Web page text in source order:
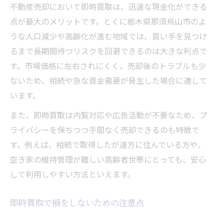
不動産売却において即時買取は、迅速な現金化ができる
点が最大のメリットです。とくに栃木県那須烏山市のよ
うな人口減少や高齢化が進む地域では、買い手を見つけ
るまで長期間待つリスクを回避できるのは大きな利点で
す。市場価格に左右されにくく、売却後のトラブルも少
ないため、相続や急な資金需要が発生した場合に適して
います。
また、即時買取は内覧対応や広告活動が不要なため、プ
ライバシーを保ちつつ手間なく売却できるのも特徴で
す。例えば、相続で取得したが遠方に住んでいる方や、
空き家の維持管理が難しい高齢者世帯にとっても、安心
して利用しやすい方法といえます。
即時買取で損をしないための注意点